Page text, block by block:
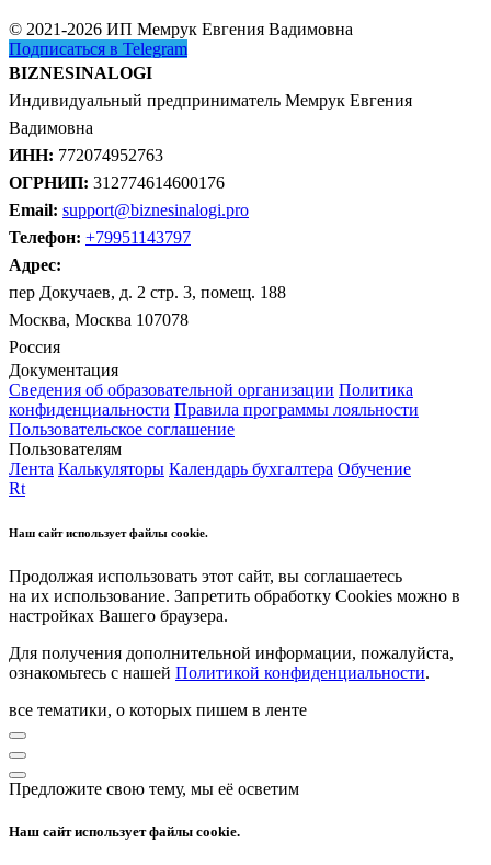
© 2021-2026 ИП Мемрук Евгения Вадимовна
Подписаться в Telegram
BIZNESINALOGI
Индивидуальный предприниматель Мемрук Евгения
Вадимовна
ИНН: 772074952763
ОГРНИП: 312774614600176
Email: support@biznesinalogi.pro
Телефон: +79951143797
Адрес:
пер Докучаев, д. 2 стр. 3, помещ. 188
Москва, Москва 107078
Россия
Документация
Сведения об образовательной организации Политика
конфиденциальности Правила программы лояльности
Пользовательское соглашение
Пользователям
Лента Калькуляторы Календарь бухгалтера Обучение
Rt
Наш сайт использует файлы cookie.
Продолжая использовать этот сайт, вы соглашаетесь
на их использование. Запретить обработку Cookies можно в
настройках Вашего браузера.
Для получения дополнительной информации, пожалуйста,
ознакомьтесь с нашей Политикой конфиденциальности.
все тематики, о которых пишем в ленте
Предложите свою тему, мы её осветим
Наш сайт использует файлы cookie.